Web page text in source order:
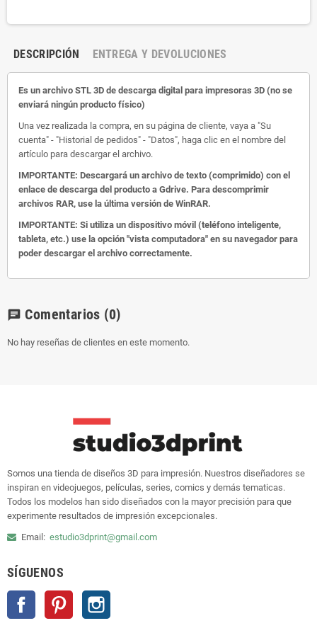
DESCRIPCIÓN ENTREGA Y DEVOLUCIONES
Es un archivo STL 3D de descarga digital para impresoras 3D (no se
enviará ningún producto físico)
Una vez realizada la compra, en su página de cliente, vaya a "Su
cuenta" - "Historial de pedidos" - "Datos", haga clic en el nombre del
artículo para descargar el archivo.
IMPORTANTE: Descargará un archivo de texto (comprimido) con el
enlace de descarga del producto a Gdrive. Para descomprimir
archivos RAR, use la última versión de WinRAR.
IMPORTANTE: Si utiliza un dispositivo móvil (teléfono inteligente,
tableta, etc.) use la opción "vista computadora" en su navegador para
poder descargar el archivo correctamente.
chat Comentarios (0)
No hay reseñas de clientes en este momento.
Somos una tienda de diseños 3D para impresión. Nuestros diseñadores se
inspiran en videojuegos, películas, series, comics y demás tematicas.
Todos los modelos han sido diseñados con la mayor precisión para que
experimente resultados de impresión excepcionales.
Email: estudio3dprint@gmail.com
SÍGUENOS
Facebook Pinterest